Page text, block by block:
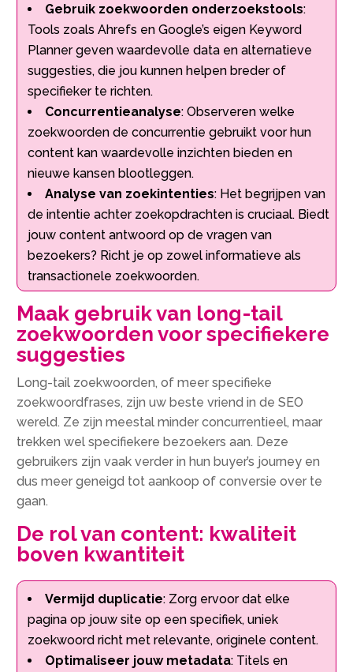
Gebruik zoekwoorden onderzoekstools:
Tools zoals Ahrefs en Google’s eigen Keyword
Planner geven waardevolle data en alternatieve
suggesties, die jou kunnen helpen breder of
specifieker te richten.​
Concurrentieanalyse: Observeren welke
zoekwoorden de concurrentie gebruikt voor hun
content kan waardevolle inzichten bieden en
nieuwe kansen blootleggen.​
Analyse van zoekintenties: Het begrijpen van
de intentie achter zoekopdrachten is cruciaal.​ Biedt
jouw content antwoord op de vragen van
bezoekers? Richt je op zowel informatieve als
transactionele zoekwoorden.​
Maak gebruik van long-tail
zoekwoorden voor specifiekere
suggesties
Long-tail zoekwoorden, of meer specifieke
zoekwoordfrases, zijn uw beste vriend in de SEO
wereld.​ Ze zijn meestal minder concurrentieel, maar
trekken wel specifiekere bezoekers aan.​ Deze
gebruikers zijn vaak verder in hun buyer’s journey en
dus meer geneigd tot aankoop of conversie over te
gaan.​
De rol van content: kwaliteit
boven kwantiteit
Vermijd duplicatie: Zorg ervoor dat elke
pagina op jouw site op een specifiek, uniek
zoekwoord richt met relevante, originele content.​
Optimaliseer jouw metadata: Titels en